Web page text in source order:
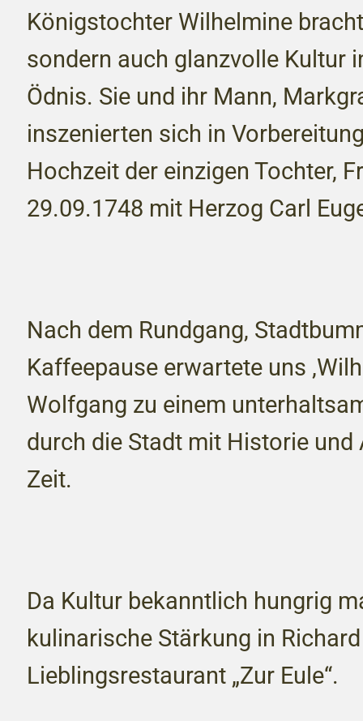
Königstochter Wilhelmine
sondern auch glanzvolle Kultur
Ödnis. Sie und ihr Mann,
inszenierten sich in
Hochzeit der einzigen Tochter,
29.09.1748 mit Herzog Carl
Nach dem Rundgang,
Kaffeepause erwartete uns
Wolfgang zu einem
durch die Stadt mit Historie und
Zeit.
Da Kultur bekanntlich hungrig
kulinarische Stärkung in
Lieblingsrestaurant „Zur Eule“.